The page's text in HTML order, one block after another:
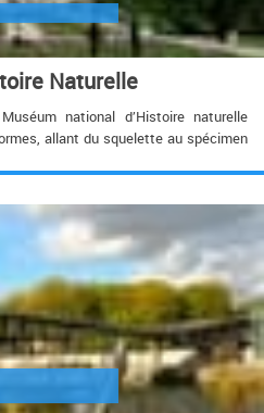
Naturelle
national d’Histoire naturelle
allant du squelette au spécimen